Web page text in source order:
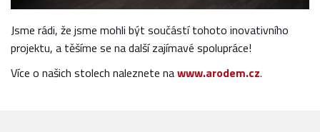
Jsme rádi, že jsme mohli být součástí tohoto inovativního
projektu, a těšíme se na další zajímavé spolupráce!
Více o našich stolech naleznete nawww.arodem.cz.